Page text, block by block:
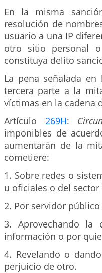
En la misma
resolución de
usuario a una IP
otro sitio personal
constituya delito
La pena señalada
tercera parte a la
víctimas en la cadena
Artículo 269H:
imponibles de
aumentarán de la
cometiere:
1. Sobre redes o
u oficiales o del
2. Por servidor
3. Aprovechando la
información o por
4. Revelando o
perjuicio de otro.